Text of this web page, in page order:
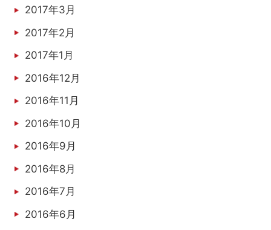
2017年3月
2017年2月
2017年1月
2016年12月
2016年11月
2016年10月
2016年9月
2016年8月
2016年7月
2016年6月